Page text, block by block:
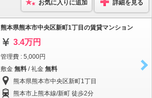
お気に入りに追加 詳細を見る
熊本県熊本市中央区新町1丁目の賃貸マンション
3.4万円
管理費 : 5,000円
敷金 無料 / 礼金 無料
熊本県熊本市中央区新町1丁目
熊本市上熊本線/新町 徒歩2分